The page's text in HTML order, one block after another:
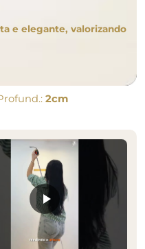
e elegante, valorizando
2cm